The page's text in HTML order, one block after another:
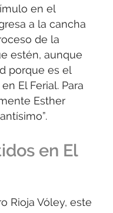
en el
a la cancha
de la
estén, aunque
porque es el
El Ferial. Para
Esther
en El
Rioja Vóley, este